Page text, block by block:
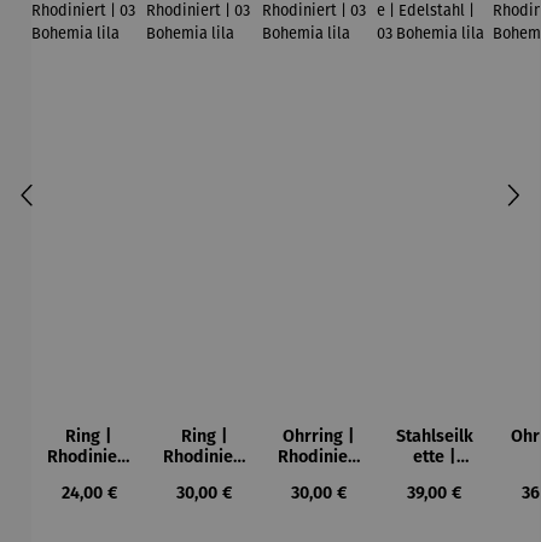
Ring |
Rhodiniert
Bohemia
Regulärer Preis:
24,00 €
Ring |
Rhodiniert
Bohemia
Regulärer Preis:
30,00 €
Ohrring |
Rhodiniert
Bohemia
Regulärer Preis:
30,00 €
Stahlseilk
ette |
| 03
Regulärer Preis:
39,00 €